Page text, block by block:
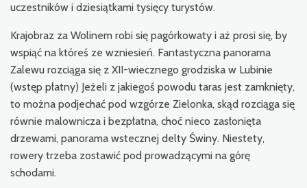
uczestników i dziesiątkami tysięcy turystów.
Krajobraz za Wolinem robi się pagórkowaty i aż prosi się, by
wspiąć na któreś ze wzniesień. Fantastyczna panorama
Zalewu rozciąga się z XII-wiecznego grodziska w Lubinie
(wstęp płatny) Jeżeli z jakiegoś powodu taras jest zamknięty,
to można podjechać pod wzgórze Zielonka, skąd rozciąga się
równie malownicza i bezpłatna, choć nieco zasłonięta
drzewami, panorama wstecznej delty Świny. Niestety,
rowery trzeba zostawić pod prowadzącymi na górę
schodami.